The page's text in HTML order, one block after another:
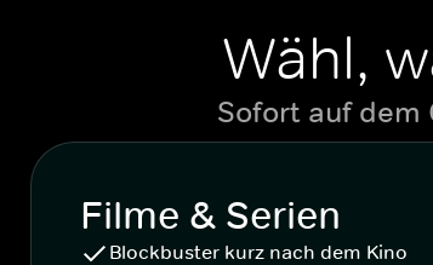
Wähl,
Sofort auf dem
Filme & Serien
Blockbuster kurz nach dem Kino